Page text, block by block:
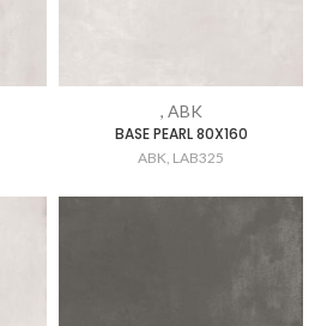
, ABK
BASE PEARL 80X160
ABK, LAB325